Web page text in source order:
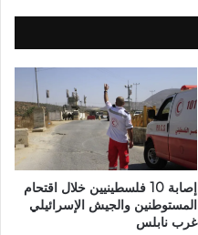
إصابة 10 فلسطينيين خلال اقتحام
المستوطنين والجيش الإسرائيلي
غرب نابلس